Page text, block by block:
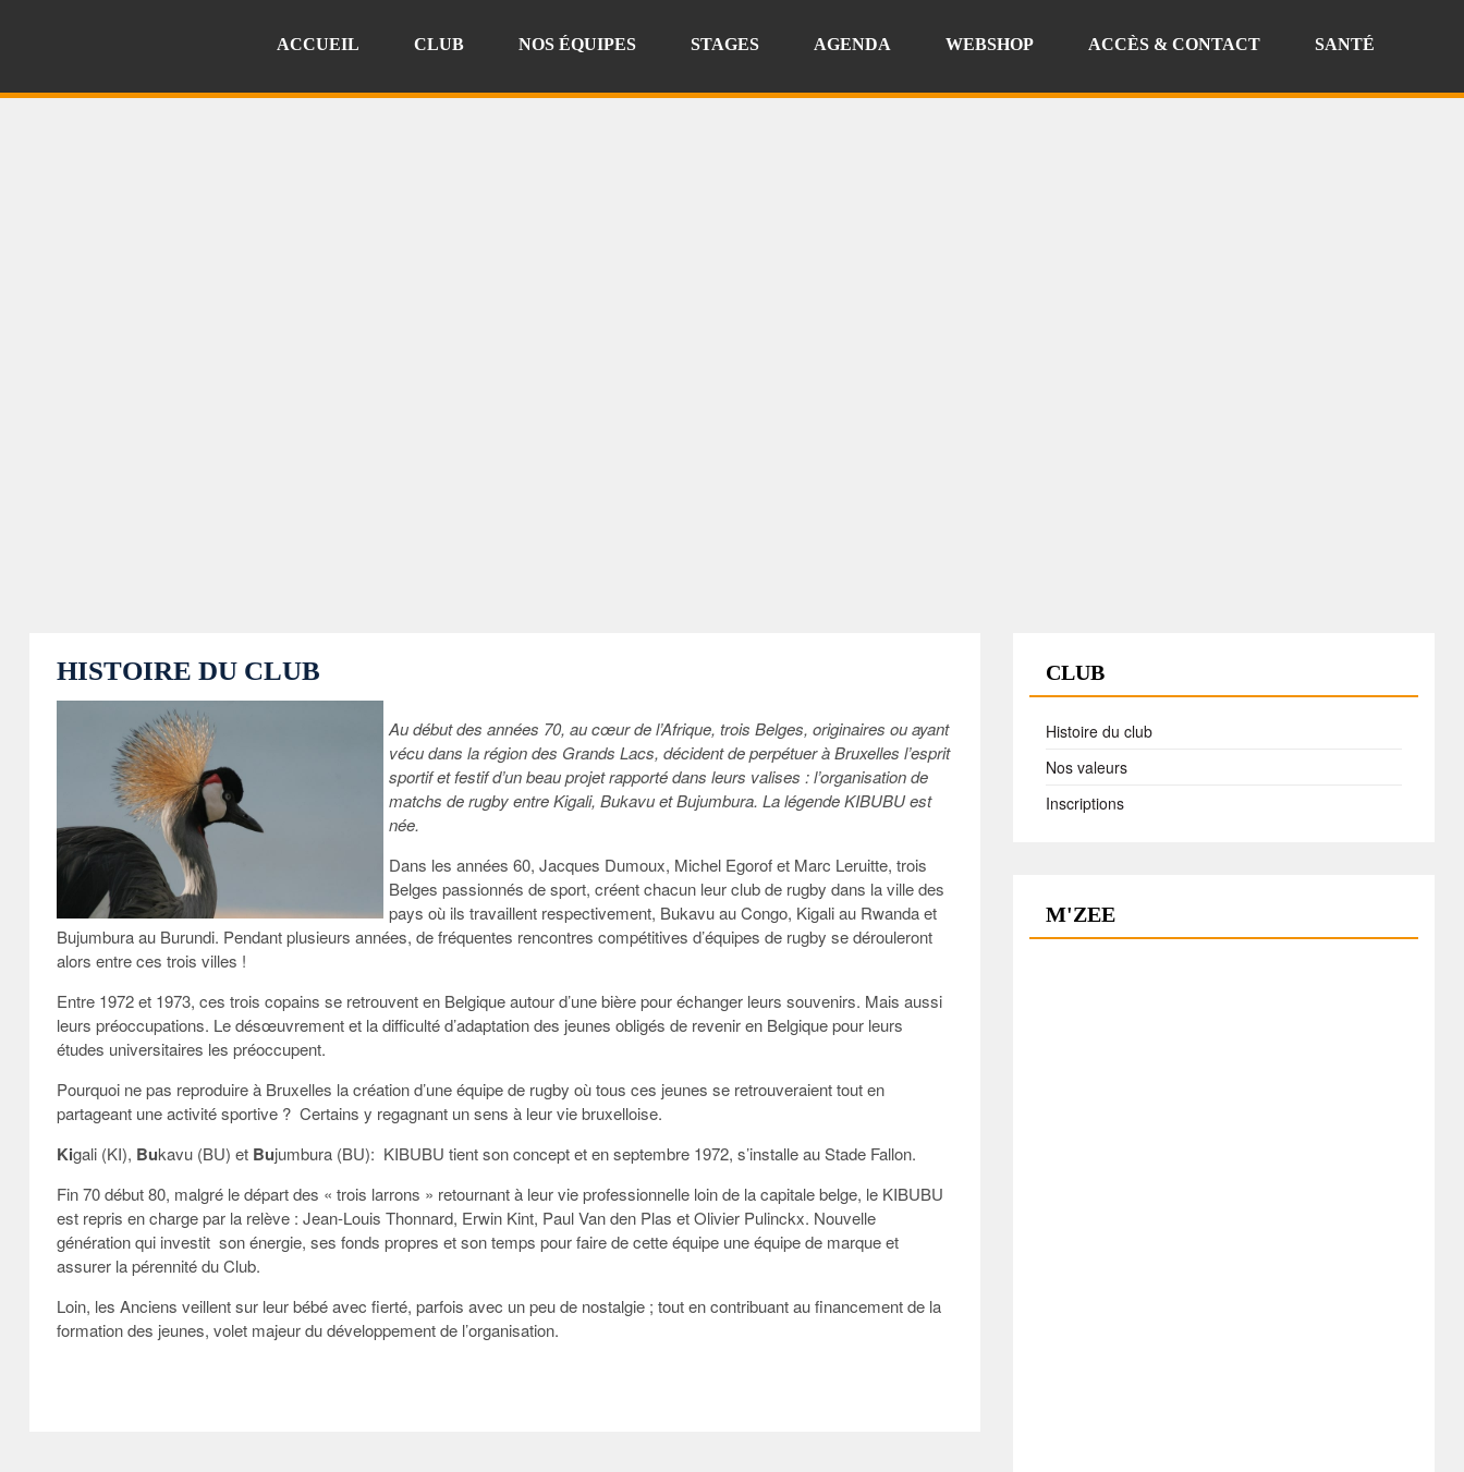
ACCUEIL CLUB NOS ÉQUIPES STAGES AGENDA WEBSHOP ACCÈS & CONTACT SANTÉ
HISTOIRE DU CLUB
Au début des années 70, au cœur de l’Afrique, trois Belges, originaires ou ayant
vécu dans la région des Grands Lacs, décident de perpétuer à Bruxelles l’esprit
sportif et festif d’un beau projet rapporté dans leurs valises : l’organisation de
matchs de rugby entre Kigali, Bukavu etBujumbura. La légende KIBUBU est
née.
Dans les années 60, Jacques Dumoux, Michel Egorof et Marc Leruitte, trois
Belges passionnés desport, créent chacun leur club de rugby dans la ville des
pays où ils travaillent respectivement, Bukavu au Congo, Kigali au Rwanda et
Bujumbura au Burundi. Pendant plusieurs années, de fréquentes rencontres compétitives d’équipes de rugby se dérouleront
alors entre ces trois villes !
Entre 1972 et 1973, ces trois copains se retrouvent en Belgique autour d’une bière pour échanger leurs souvenirs. Mais aussi
leurs préoccupations. Le désœuvrement et la difficulté d’adaptation des jeunes obligés de revenir en Belgique pour leurs
études universitaires les préoccupent.
Pourquoi ne pas reproduire à Bruxelles la création d’une équipe de rugby où tous ces jeunes se retrouveraient tout en
partageant une activité sportive ? Certains y regagnant un sens à leur vie bruxelloise.
Kigali (KI), Bukavu (BU) et Bujumbura (BU): KIBUBU tient son concept et en septembre 1972, s’installe au Stade Fallon.
Fin 70 début 80, malgré le départ des « trois larrons » retournant à leur vie professionnelle loin de la capitale belge, le KIBUBU
est repris en charge par la relève : Jean-Louis Thonnard, Erwin Kint, Paul Van den Plas et Olivier Pulinckx. Nouvelle
génération qui investit son énergie, ses fonds propres et son temps pour faire de cette équipe une équipe de marque et
assurer la pérennité du Club.
Loin, les Anciens veillent sur leur bébé avec fierté, parfois avec un peu de nostalgie ; tout en contribuant au financement de la
formation des jeunes, volet majeur du développement de l’organisation.
CLUB
Histoire du club
Nos valeurs
Inscriptions
M'ZEE